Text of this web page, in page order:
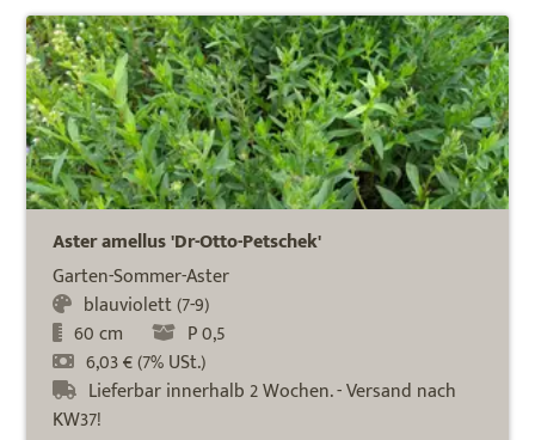
Aster amellus 'Dr-Otto-Petschek'
Garten-Sommer-Aster
blauviolett (7-9)
60 cm
P 0,5
6,03 € (7% USt.)
Lieferbar innerhalb 2 Wochen. - Versand nach
KW37!